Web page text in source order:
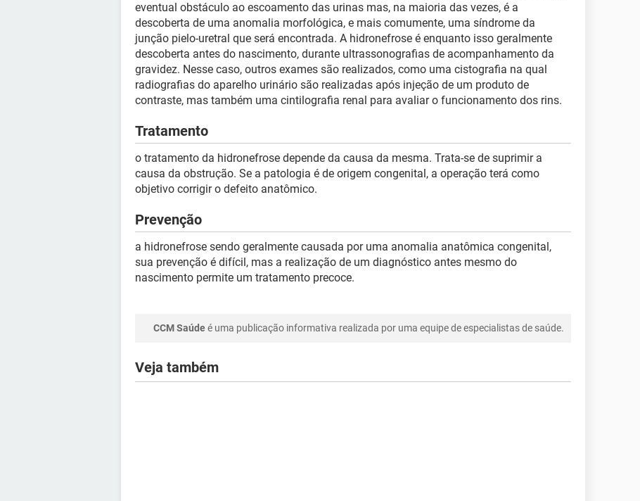
eventual obstáculo ao escoamento das urinas mas, na maioria das vezes, é a
descoberta de uma anomalia morfológica, e mais comumente, uma síndrome da
junção pielo-uretral que será encontrada. A hidronefrose é enquanto isso geralmente
descoberta antes do nascimento, durante ultrassonografias de acompanhamento da
gravidez. Nesse caso, outros exames são realizados, como uma cistografia na qual
radiografias do aparelho urinário são realizadas após injeção de um produto de
contraste, mas também uma cintilografia renal para avaliar o funcionamento dos rins.
Tratamento
o tratamento da hidronefrose depende da causa da mesma. Trata-se de suprimir a
causa da obstrução. Se a patologia é de origem congenital, a operação terá como
objetivo corrigir o defeito anatômico.
Prevenção
a hidronefrose sendo geralmente causada por uma anomalia anatômica congenital,
sua prevenção é difícil, mas a realização de um diagnóstico antes mesmo do
nascimento permite um tratamento precoce.
CCM Saúdeé uma publicação informativa realizada por uma equipe de especialistas de saúde.
Veja também